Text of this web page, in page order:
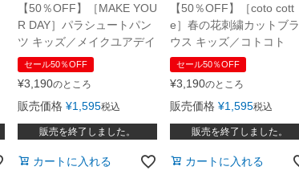
【50％OFF】［MAKE YOU
R DAY］パラシュートパン
ツ キッズ／メイクユアデイ
セール50％OFF
¥3,190のところ
販売価格 ¥1,595税込
販売を終了しました。
カートに入れる
【50％OFF】［coto cott
e］春の花刺繍カットブラ
ウス キッズ／コトコト
セール50％OFF
¥3,190のところ
販売価格 ¥1,595税込
販売を終了しました。
カートに入れる